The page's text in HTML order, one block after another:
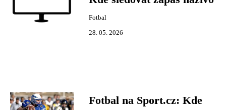
Fotbal
28. 05. 2026
Fotbal na Sport.cz: Kde